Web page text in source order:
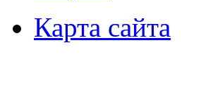
Карта сайта